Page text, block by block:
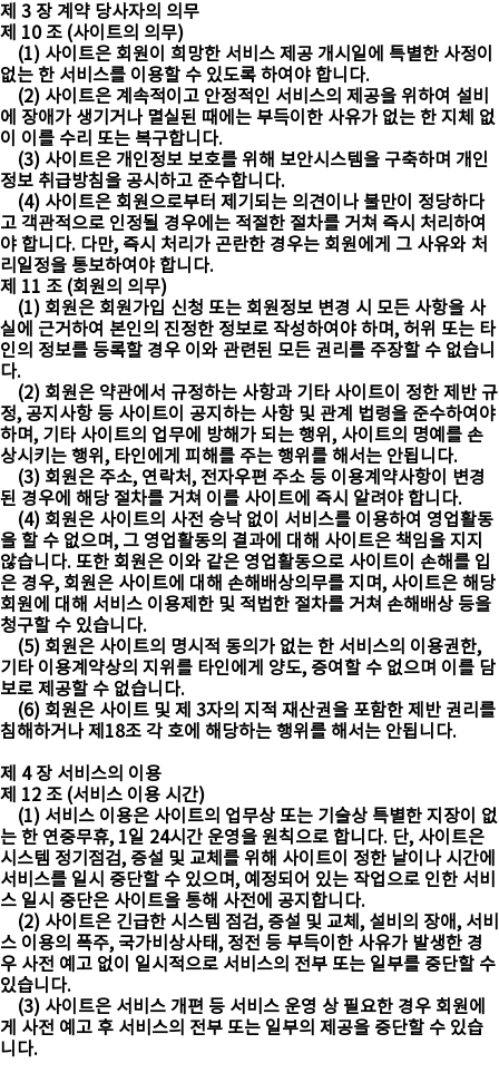
제 3 장 계약 당사자의 의무
제 10 조 (사이트의 의무)
(1) 사이트은 회원이 희망한 서비스 제공 개시일에 특별한 사정이
없는 한 서비스를 이용할 수 있도록 하여야 합니다.
(2) 사이트은 계속적이고 안정적인 서비스의 제공을 위하여 설비
에 장애가 생기거나 멸실된 때에는 부득이한 사유가 없는 한 지체 없
이 이를 수리 또는 복구합니다.
(3) 사이트은 개인정보 보호를 위해 보안시스템을 구축하며 개인
정보 취급방침을 공시하고 준수합니다.
(4) 사이트은 회원으로부터 제기되는 의견이나 불만이 정당하다
고 객관적으로 인정될 경우에는 적절한 절차를 거쳐 즉시 처리하여
야 합니다. 다만, 즉시 처리가 곤란한 경우는 회원에게 그 사유와 처
리일정을 통보하여야 합니다.
제 11 조 (회원의 의무)
(1) 회원은 회원가입 신청 또는 회원정보 변경 시 모든 사항을 사
실에 근거하여 본인의 진정한 정보로 작성하여야 하며, 허위 또는 타
인의 정보를 등록할 경우 이와 관련된 모든 권리를 주장할 수 없습니
다.
(2) 회원은 약관에서 규정하는 사항과 기타 사이트이 정한 제반 규
정, 공지사항 등 사이트이 공지하는 사항 및 관계 법령을 준수하여야
하며, 기타 사이트의 업무에 방해가 되는 행위, 사이트의 명예를 손
상시키는 행위, 타인에게 피해를 주는 행위를 해서는 안됩니다.
(3) 회원은 주소, 연락처, 전자우편 주소 등 이용계약사항이 변경
된 경우에 해당 절차를 거쳐 이를 사이트에 즉시 알려야 합니다.
(4) 회원은 사이트의 사전 승낙 없이 서비스를 이용하여 영업활동
을 할 수 없으며, 그 영업활동의 결과에 대해 사이트은 책임을 지지
않습니다. 또한 회원은 이와 같은 영업활동으로 사이트이 손해를 입
은 경우, 회원은 사이트에 대해 손해배상의무를 지며, 사이트은 해당
회원에 대해 서비스 이용제한 및 적법한 절차를 거쳐 손해배상 등을
청구할 수 있습니다.
(5) 회원은 사이트의 명시적 동의가 없는 한 서비스의 이용권한,
기타 이용계약상의 지위를 타인에게 양도, 증여할 수 없으며 이를 담
보로 제공할 수 없습니다.
(6) 회원은 사이트 및 제 3자의 지적 재산권을 포함한 제반 권리를
침해하거나 제18조 각 호에 해당하는 행위를 해서는 안됩니다.
제 4 장 서비스의 이용
제 12 조 (서비스 이용 시간)
(1) 서비스 이용은 사이트의 업무상 또는 기술상 특별한 지장이 없
는 한 연중무휴, 1일 24시간 운영을 원칙으로 합니다. 단, 사이트은
시스템 정기점검, 증설 및 교체를 위해 사이트이 정한 날이나 시간에
서비스를 일시 중단할 수 있으며, 예정되어 있는 작업으로 인한 서비
스 일시 중단은 사이트을 통해 사전에 공지합니다.
(2) 사이트은 긴급한 시스템 점검, 증설 및 교체, 설비의 장애, 서비
스 이용의 폭주, 국가비상사태, 정전 등 부득이한 사유가 발생한 경
우 사전 예고 없이 일시적으로 서비스의 전부 또는 일부를 중단할 수
있습니다.
(3) 사이트은 서비스 개편 등 서비스 운영 상 필요한 경우 회원에
게 사전 예고 후 서비스의 전부 또는 일부의 제공을 중단할 수 있습
니다.